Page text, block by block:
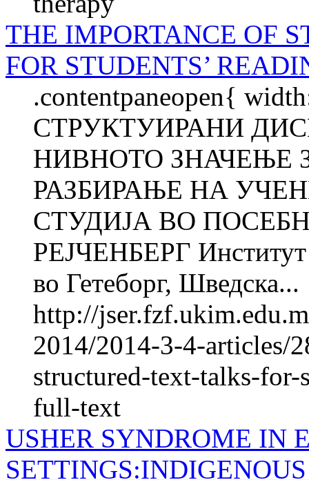
THE IMPORTANCE OF
FOR STUDENTS’
.contentpaneopen{
СТРУКТУИРАНИ
НИВНОТО ЗНАЧЕЊЕ
РАЗБИРАЊЕ НА
СТУДИЈА ВО
РЕJЧЕНБЕРГ Институт
во Гетеборг, Шведска...
http://
2014/2014-3-4-articles/
structured-text-talks-for-
full-text
USHER SYNDROME IN